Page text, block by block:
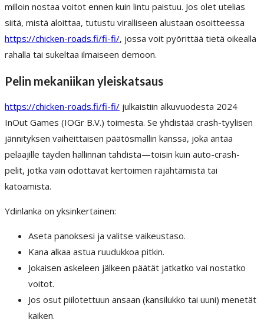
milloin nostaa voitot ennen kuin lintu paistuu. Jos olet utelias
siitä, mistä aloittaa, tutustu viralliseen alustaan osoitteessa
https://chicken-roads.fi/fi-fi/, jossa voit pyörittää tietä oikealla
rahalla tai sukeltaa ilmaiseen demoon.
Pelin mekaniikan yleiskatsaus
https://chicken-roads.fi/fi-fi/ julkaistiin alkuvuodesta 2024
InOut Games (IOGr B.V.) toimesta. Se yhdistää crash-tyylisen
jännityksen vaiheittaisen päätösmallin kanssa, joka antaa
pelaajille täyden hallinnan tahdista—toisin kuin auto-crash-
pelit, jotka vain odottavat kertoimen räjähtämistä tai
katoamista.
Ydinlanka on yksinkertainen:
Aseta panoksesi ja valitse vaikeustaso.
Kana alkaa astua ruudukkoa pitkin.
Jokaisen askeleen jälkeen päätät jatkatko vai nostatko
voitot.
Jos osut piilotettuun ansaan (kansilukko tai uuni) menetät
kaiken.